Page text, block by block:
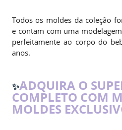
Todos os moldes da coleção
e contam com uma
perfeitamente ao corpo do
anos.
✨ADQUIRA O
COMPLETO COM
MOLDES